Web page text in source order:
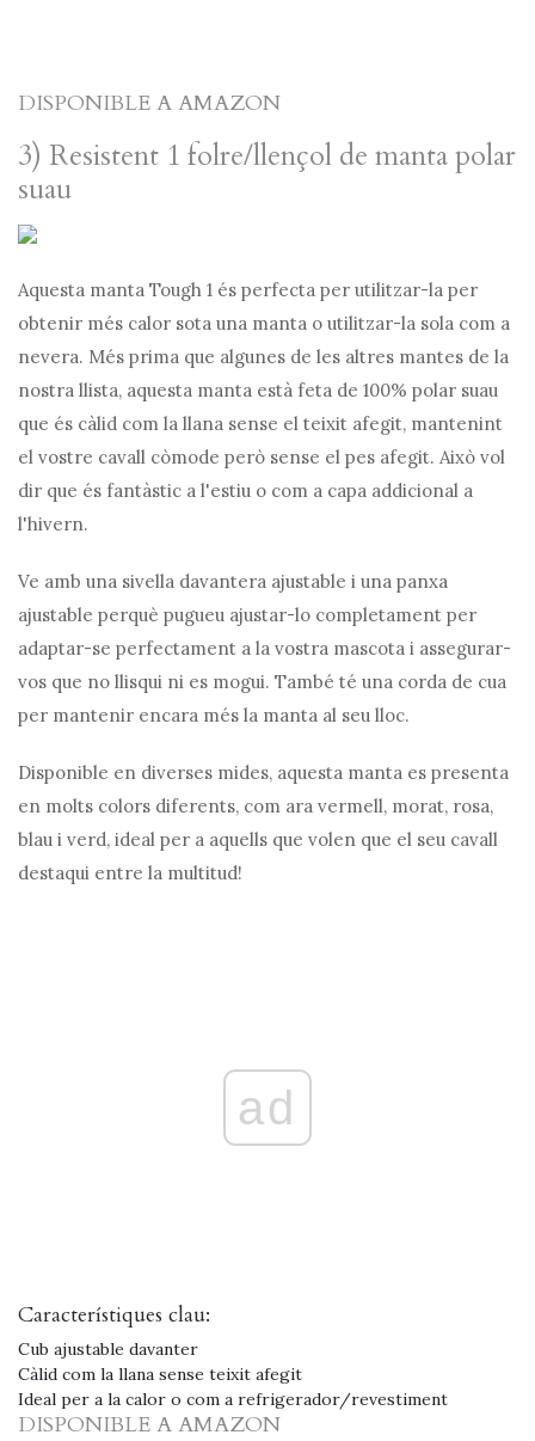
DISPONIBLE A AMAZON
3) Resistent 1 folre/llençol de manta polar
suau
Aquesta manta Tough 1 és perfecta per utilitzar-la per
obtenir més calor sota una manta o utilitzar-la sola com a
nevera. Més prima que algunes de les altres mantes de la
nostra llista, aquesta manta està feta de 100% polar suau
que és càlid com la llana sense el teixit afegit, mantenint
el vostre cavall còmode però sense el pes afegit. Això vol
dir que és fantàstic a l'estiu o com a capa addicional a
l'hivern.
Ve amb una sivella davantera ajustable i una panxa
ajustable perquè pugueu ajustar-lo completament per
adaptar-se perfectament a la vostra mascota i assegurar-
vos que no llisqui ni es mogui. També té una corda de cua
per mantenir encara més la manta al seu lloc.
Disponible en diverses mides, aquesta manta es presenta
en molts colors diferents, com ara vermell, morat, rosa,
blau i verd, ideal per a aquells que volen que el seu cavall
destaqui entre la multitud!
ad
Característiques clau:
Cub ajustable davanter
Càlid com la llana sense teixit afegit
Ideal per a la calor o com a refrigerador/revestiment
DISPONIBLE A AMAZON